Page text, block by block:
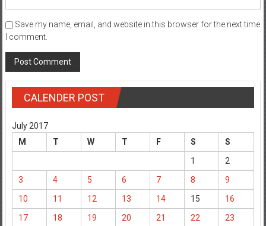
Save my name, email, and website in this browser for the next time
I comment.
CALENDER POST
July 2017
M
T W T F S
S
1
2
3
4 5 6 7 8
9
10
11 12 13 14 15
16
17
18 19 20 21 22
23